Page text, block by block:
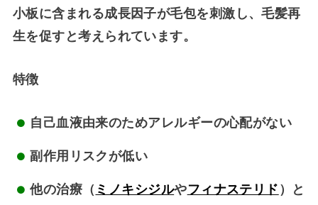
小板に含まれる成長因子が毛包を刺激し、毛髪再
生を促すと考えられています。
特徴
自己血液由来のためアレルギーの心配がない
副作用リスクが低い
他の治療（ ミノキシジルやフィナステリド ）と